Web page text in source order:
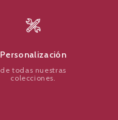
Personalización
de todas nuestras
colecciones.